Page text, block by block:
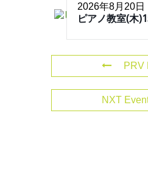
2026年8月20日
ピアノ教室(木
PRV
NXT